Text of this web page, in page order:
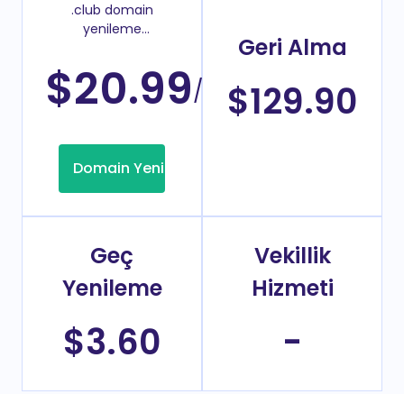
.club domain
yenileme
$20.99/Yıl
Domain Yenileme
Geri Alma
$129.90
Geç
Yenileme
$3.60
Vekillik
Hizmeti
-